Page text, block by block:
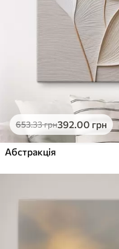
653.33грн392.00 грн
Абстракція